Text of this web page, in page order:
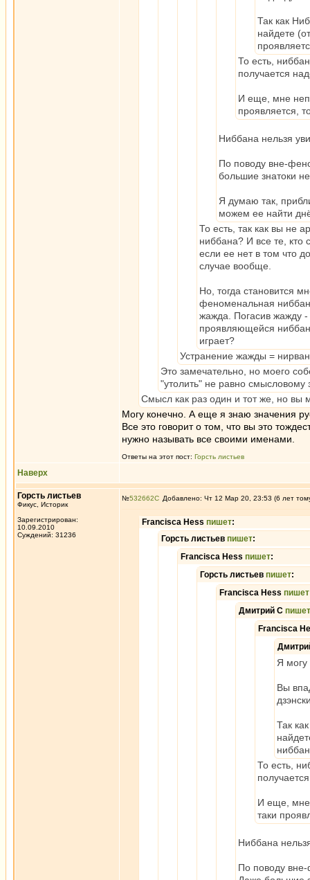
Так как
найдете
То есть,
получается
И еще, мне
проявляется,
Ниббана нельзя
По поводу вне-
большие знатоки
Я думаю так,
можем ее найти
То есть, так как вы не
ниббана? И все те, кто
если ее нет в том что
случае вообще.
Но, тогда становится
феноменальная
жажда. Погасив жажду -
проявляющейся
играет?
Устранение жажды =
Это замечательно, но моего
"утолить" не равно смысловому
Смысл как раз один и тот же, но вы
Могу конечно. А еще я знаю значения
Все это говорит о том, что вы это
нужно называть все своими именами.
Ответы на этот пост: Горсть листьев
Наверх
Горсть листьев
Фикус, Историк
Зарегистрирован:
10.09.2010
Суждений: 31236
№532662 Добавлено: Чт 12 Мар 20, 23:53 (6 лет
Francisca Hess пишет:
Горсть листьев пишет:
Francisca Hess пишет:
Горсть листьев пишет:
Francisca Hess пишет
Дмитрий С пишет
Francisca
Я могу
Вы
Так
То есть,
И еще, мне
таки
Ниббана
По поводу